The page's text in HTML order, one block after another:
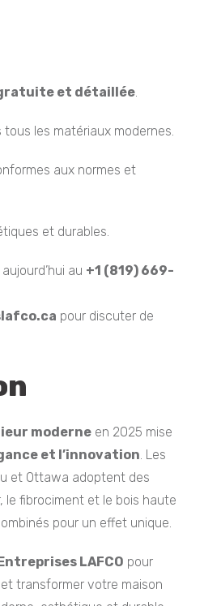
et détaillée.
tous les matériaux modernes.
aux normes et
et durables.
au +1 (819) 669-
pour discuter de
moderne en 2025 mise
et l’innovation. Les
et Ottawa adoptent des
le fibrociment et le bois haute
pour un effet unique.
LAFCO pour
transformer votre maison